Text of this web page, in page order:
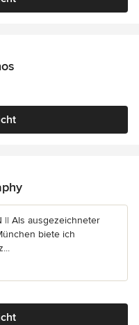
|| Als ausgezeichneter
biete ich